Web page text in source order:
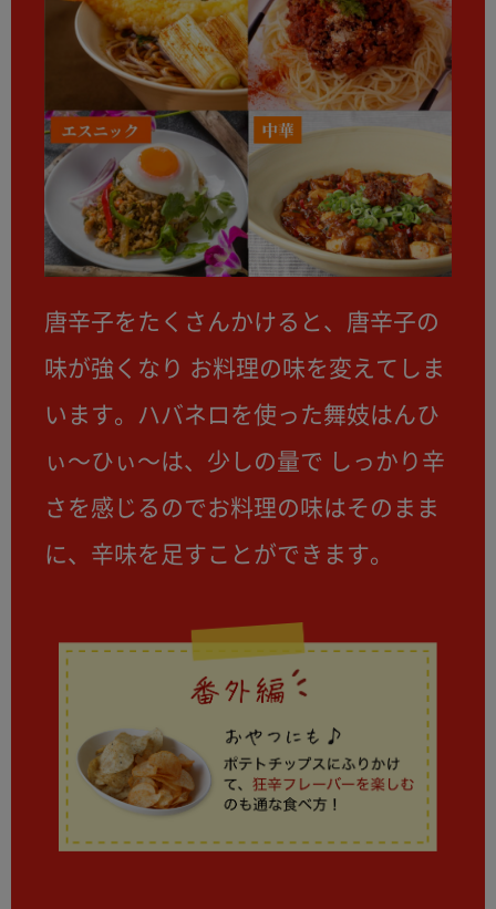
唐辛子をたくさんかけると、唐辛子の
味が強くなり お料理の味を変えてしま
います。ハバネロを使った舞妓はんひ
ぃ～ひぃ～は、少しの量で しっかり辛
さを感じるのでお料理の味はそのまま
に、辛味を足すことができます。